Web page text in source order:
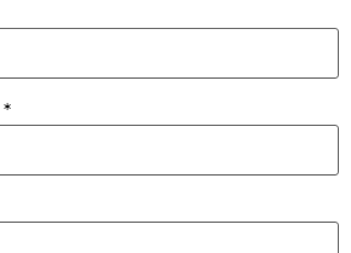
*